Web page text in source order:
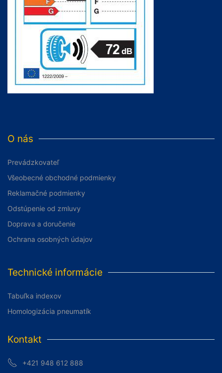
O nás
Prevádzkovateľ
Všeobecné obchodné podmienky
Reklamačné podmienky
Odstúpenie od zmluvy
Doprava a doručenie
Ochrana osobných údajov
Technické informácie
Tabuľka indexov
Homologizácia pneumatík
Kontakt
+421 948 612 888